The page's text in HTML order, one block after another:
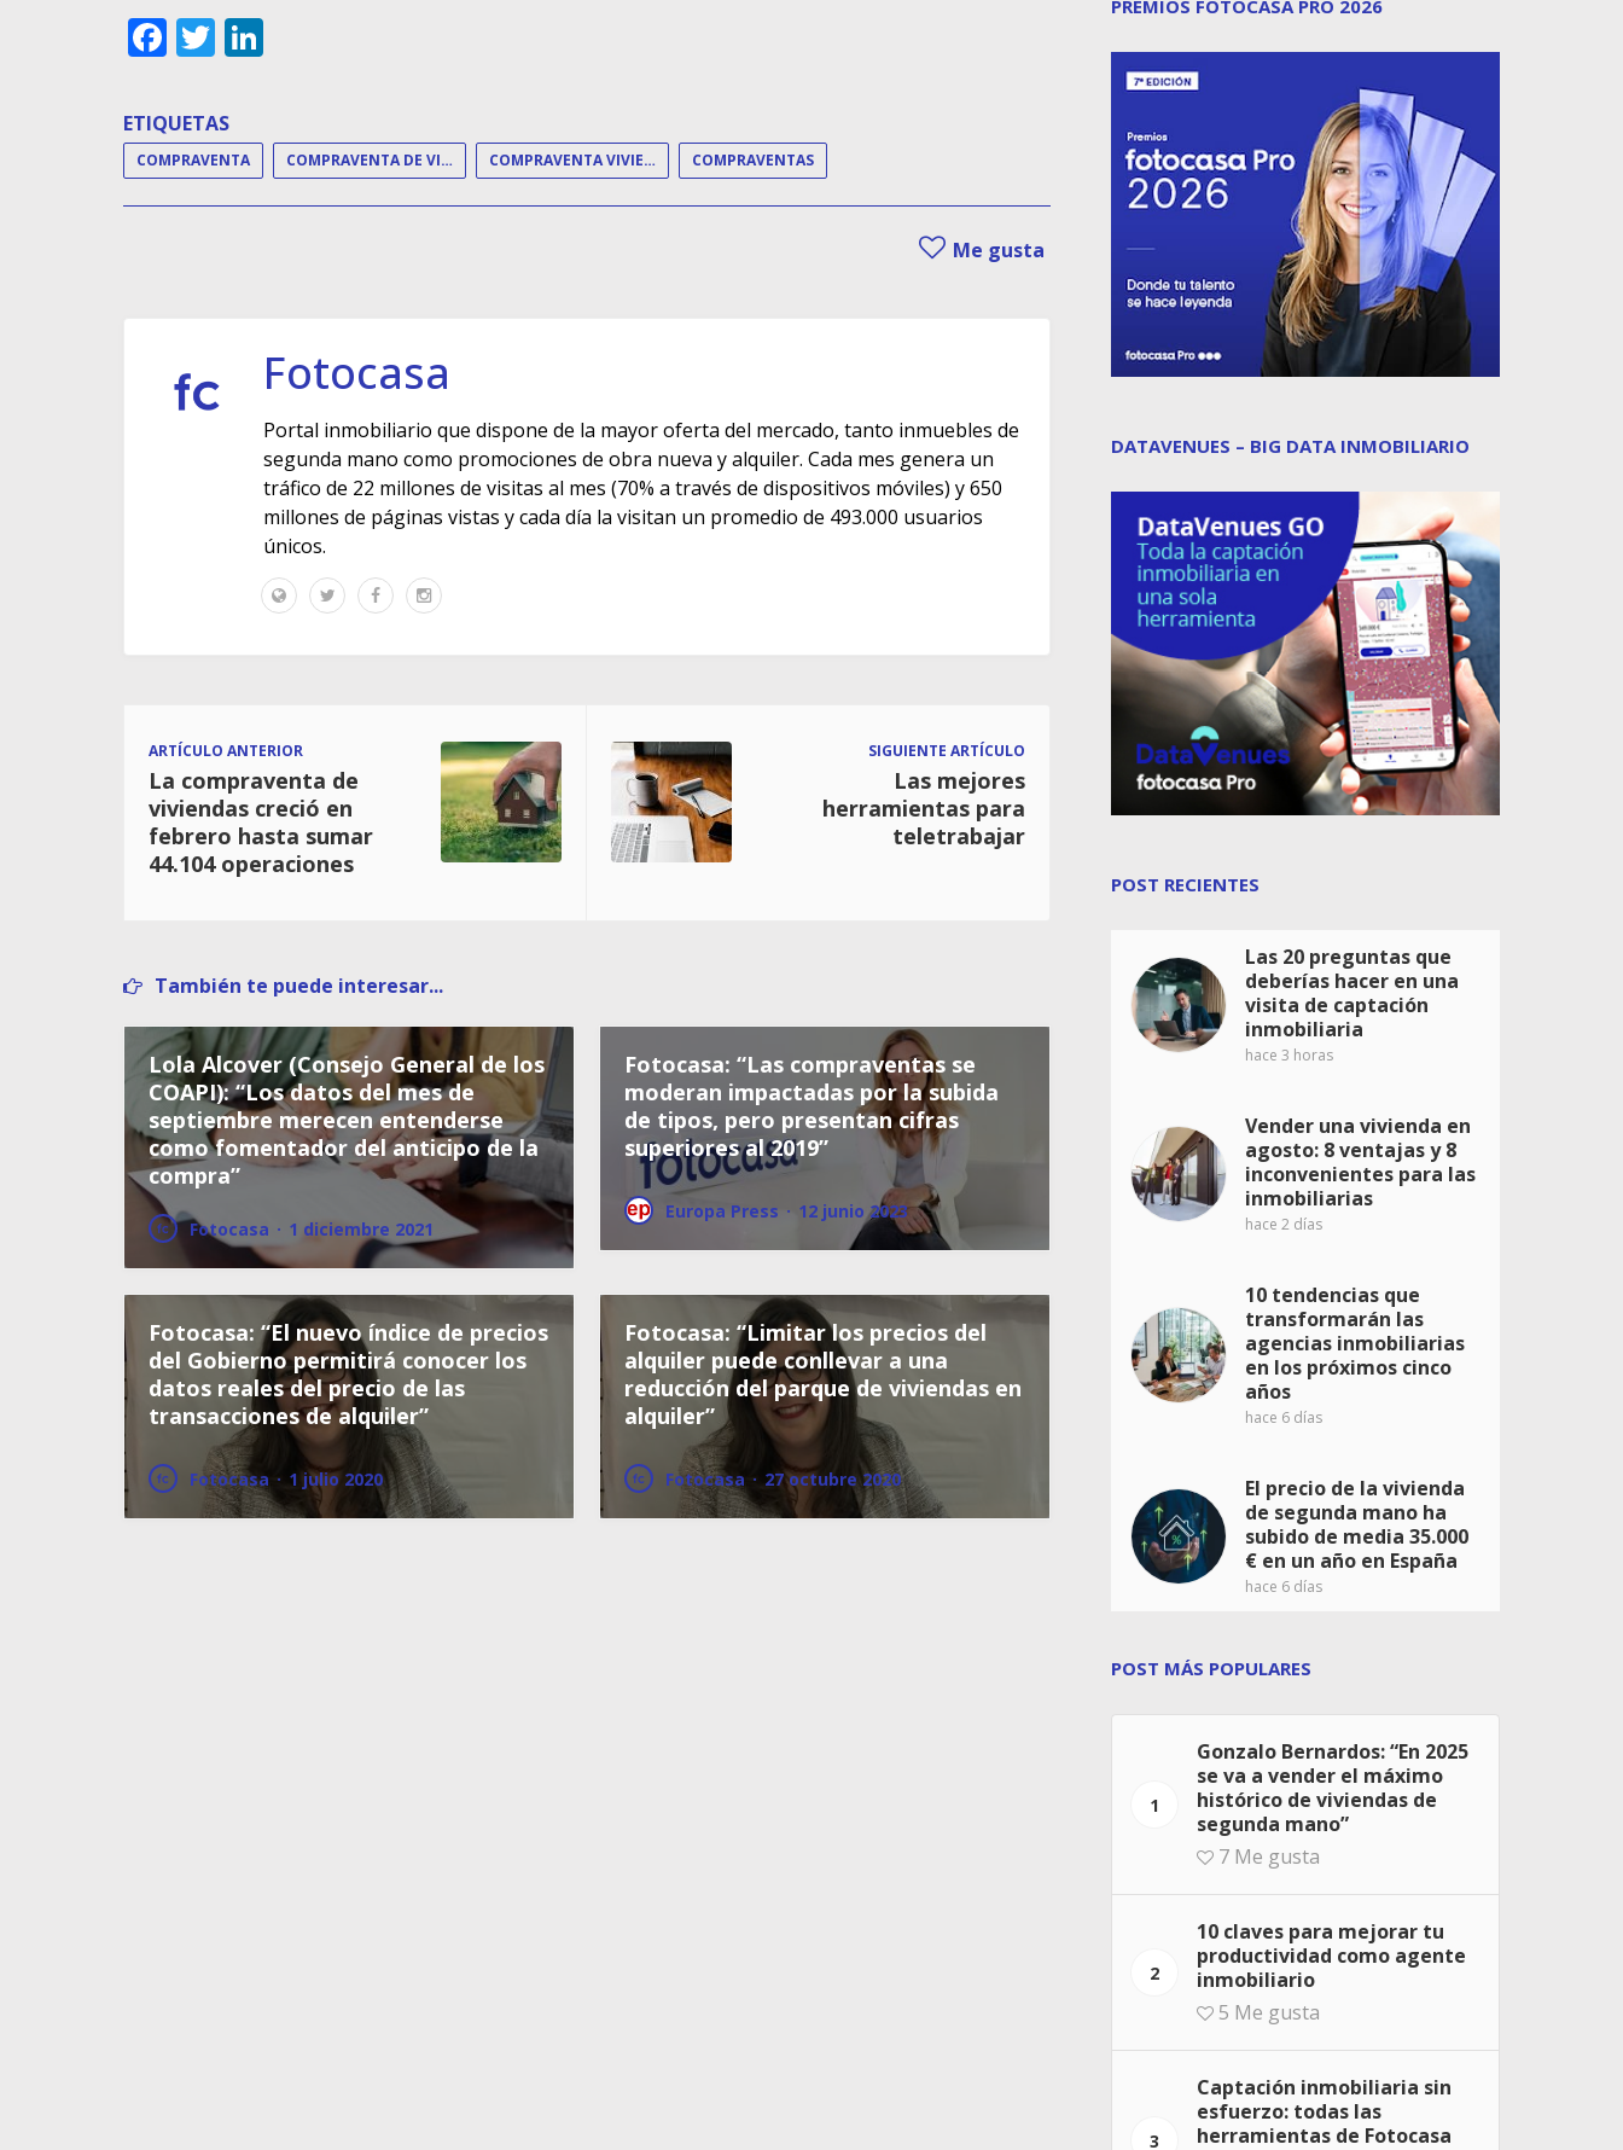
Facebook
Twitter
ETIQUETAS
COMPRAVENTA COMPRAVENTA DE VIVIENDAS COMPRAVENTA VIVIENDA COMPRAVENTAS
Me gusta
Fotocasa
Portal inmobiliario que dispone de la mayor oferta del mercado, tanto inmuebles de
segunda mano como promociones de obra nueva y alquiler. Cada mes genera un
tráfico de 22 millones de visitas al mes (70% a través de dispositivos móviles) y 650
millones de páginas vistas y cada día la visitan un promedio de 493.000 usuarios
únicos.
ARTÍCULO ANTERIOR
La compraventa de
viviendas creció en
febrero hasta sumar
44.104 operaciones
SIGUIENTE ARTÍCULO
Las mejores
herramientas para
teletrabajar
También te puede interesar...
Lola Alcover (Consejo General de los
COAPI): “Los datos del mes de
septiembre merecen entenderse
como fomentador del anticipo de la
compra”
Fotocasa · 1 diciembre 2021
Fotocasa: “Las compraventas se
moderan impactadas por la subida
de tipos, pero presentan cifras
superiores al 2019”
Europa Press · 12 junio 2023
Fotocasa: “El nuevo índice de precios
del Gobierno permitirá conocer los
datos reales del precio de las
transacciones de alquiler”
Fotocasa · 1 julio 2020
Fotocasa: “Limitar los precios del
alquiler puede conllevar a una
reducción del parque de viviendas en
alquiler”
Fotocasa · 27 octubre 2020
PREMIOS FOTOCASA PRO 2026
DATAVENUES – BIG DATA INMOBILIARIO
POST RECIENTES
Las 20 preguntas que
deberías hacer en una
visita de captación
inmobiliaria
hace 3 horas
Vender una vivienda en
agosto: 8 ventajas y 8
inconvenientes para las
inmobiliarias
hace 2 días
10 tendencias que
transformarán las
agencias inmobiliarias
en los próximos cinco
años
hace 6 días
El precio de la vivienda
de segunda mano ha
subido de media 35.000
€ en un año en España
hace 6 días
POST MÁS POPULARES
1
Gonzalo Bernardos: “En 2025
se va a vender el máximo
histórico de viviendas de
segunda mano”
7 Me gusta
2
10 claves para mejorar tu
productividad como agente
inmobiliario
5 Me gusta
3
Captación inmobiliaria sin
esfuerzo: todas las
herramientas de Fotocasa